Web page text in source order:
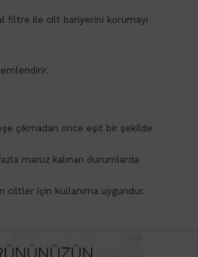
filtre ile cilt bariyerini korumayı
çıkmadan önce eşit bir şekilde
maruz kalınan durumlarda
ciltler için kullanıma uygundur.